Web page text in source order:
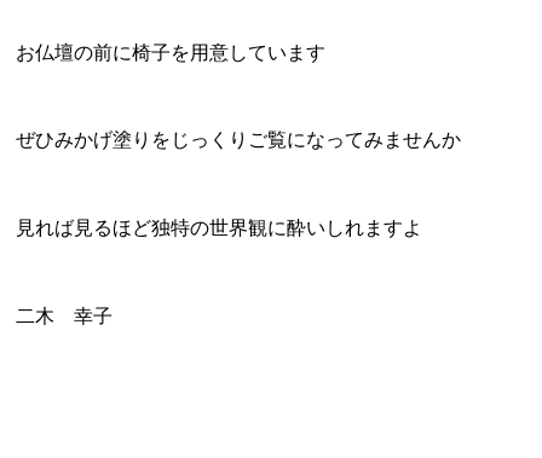
お仏壇の前に椅子を用意しています
ぜひみかげ塗りをじっくりご覧になってみませんか
見れば見るほど独特の世界観に酔いしれますよ
二木 幸子